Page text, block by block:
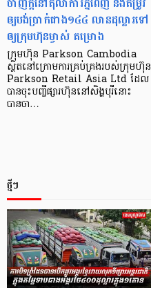
ឲ្យបង់ប្រាក់ជាង១៤៤ លានដុល្លារទៅ
ឲ្យក្រុមហ៊ុនម្ចាស់ គម្រោង
ក្រុមហ៊ុន Parkson Cambodia
ស្ថិតនៅក្រោមការគ្រប់គ្រងរបស់ក្រុមហ៊ុន
Parkson Retail Asia Ltd ដែល
បានចុះបញ្ចីផ្សារហ៊ុននៅសិង្ហបុរីនោះ
បានចា…
ថ្មីៗ